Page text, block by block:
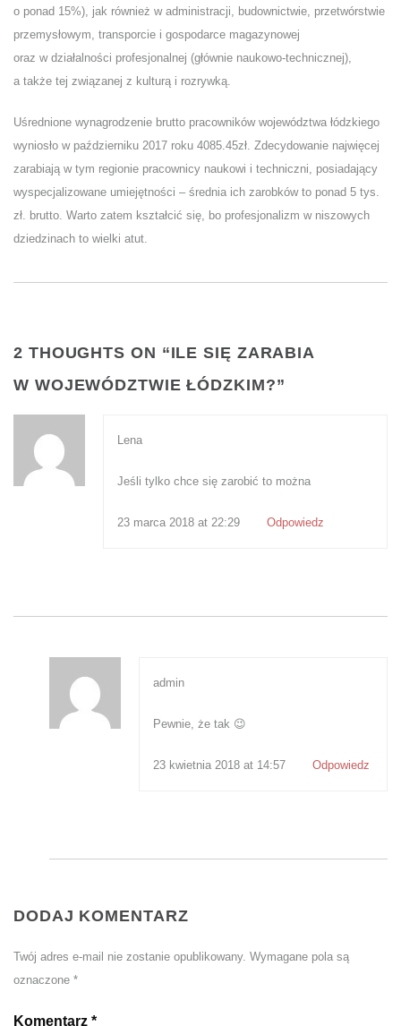
o ponad 15%), jak również w administracji, budownictwie, przetwórstwie
przemysłowym, transporcie i gospodarce magazynowej
oraz w działalności profesjonalnej (głównie naukowo-technicznej),
a także tej związanej z kulturą i rozrywką.
Uśrednione wynagrodzenie brutto pracowników województwa łódzkiego
wyniosło w październiku 2017 roku 4085.45zł. Zdecydowanie najwięcej
zarabiają w tym regionie pracownicy naukowi i techniczni, posiadający
wyspecjalizowane umiejętności – średnia ich zarobków to ponad 5 tys.
zł. brutto. Warto zatem kształcić się, bo profesjonalizm w niszowych
dziedzinach to wielki atut.
2 THOUGHTS ON “ILE SIĘ ZARABIA
W WOJEWÓDZTWIE ŁÓDZKIM?”
Lena
Jeśli tylko chce się zarobić to można
Odpowiedz
23 marca 2018 at 22:29
admin
Pewnie, że tak 😉
Odpowiedz
23 kwietnia 2018 at 14:57
DODAJ KOMENTARZ
Twój adres e-mail nie zostanie opublikowany. Wymagane pola są
oznaczone *
Komentarz *